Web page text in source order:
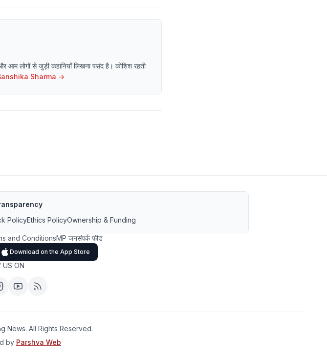
आम लोगों से जुड़ी कहानियाँ लिखना पसंद है। कोशिश रहती
Sharma →
PolicyEthics PolicyOwnership & Funding
and ConditionsMP जनसंपर्क फीड
Download on the App Store
US ON
News. All Rights Reserved.
by Parshva Web